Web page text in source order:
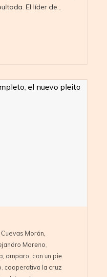
El líder de…
Morán
Moreno
amparo con un pie
cooperativa la cruz